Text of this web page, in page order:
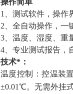
操作简单
1、测试软件，操作
2、全自动操作，一
3、温度、湿度、重
4、专业测试报告，
技术*：
温度控制：控温装
±0.01℃。无需外挂